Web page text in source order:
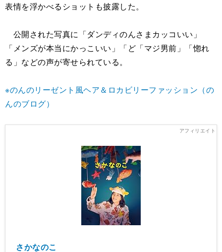
表情を浮かべるショットも披露した。
公開された写真に「ダンディのんさまカッコいい」
「メンズが本当にかっこいい」「ど「マジ男前」「惚れ
る」などの声が寄せられている。
※のんのリーゼント風ヘア＆ロカビリーファッション（の
んのブログ）
さかなのこ